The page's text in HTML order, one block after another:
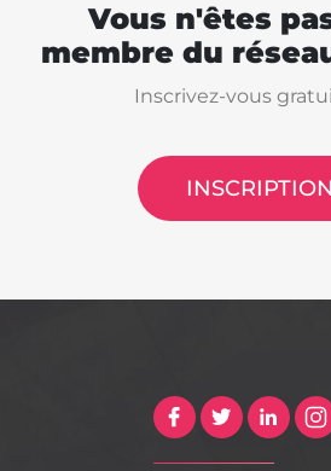
Vous n'êtes
membre du
Inscrivez-vous
INSCRIPTION